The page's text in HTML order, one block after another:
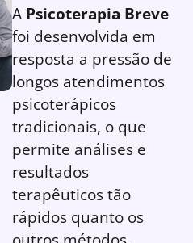
A Psicoterapia Breve
foi desenvolvida em
resposta a pressão de
longos atendimentos
psicoterápicos
tradicionais, o que
permite análises e
resultados
terapêuticos tão
rápidos quanto os